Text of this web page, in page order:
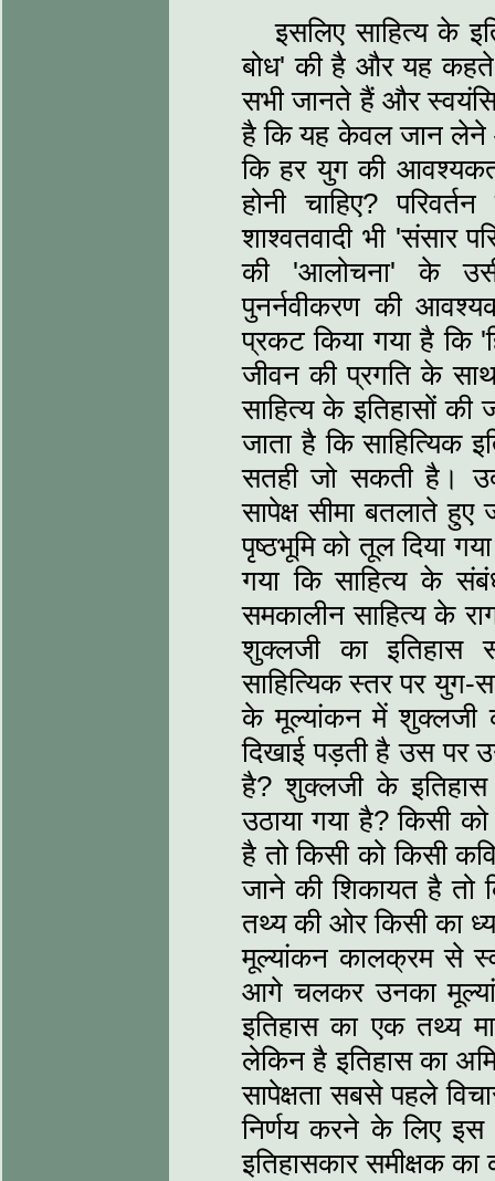
इसलिए साहित्‍य के
बोध' की है और यह कहते
सभी जानते हैं और
है कि यह केवल जान लेने
कि हर युग की
होनी चाहिए?
शाश्‍वतवादी भी 'संसार
की 'आलोचना' के
पुनर्नवीकरण की
प्रकट किया गया है कि
जीवन की प्रगति के
साहित्‍य के इतिहासों की
जाता है कि साहित्यिक
सतही जो सकती है।
सापेक्ष सीमा बतलाते हुए
पृष्‍ठभूमि को तूल दिया
गया कि साहित्‍य के
समकालीन साहित्‍य के
शुक्‍लजी का इतिहास
साहित्यिक स्‍तर पर युग-
के मूल्‍यांकन में शुक्‍लजी
दिखाई पड़ती है उस पर
है? शुक्‍लजी के
उठाया गया है? किसी
है तो किसी को किसी
जाने की शिकायत है
तथ्‍य की ओर किसी का
मूल्‍यांकन कालक्रम से
आगे चलकर उनका
इतिहास का एक तथ्‍य
लेकिन है इतिहास का
सापेक्षता सबसे पहले
निर्णय करने के लिए इस
इतिहासकार समीक्षक का